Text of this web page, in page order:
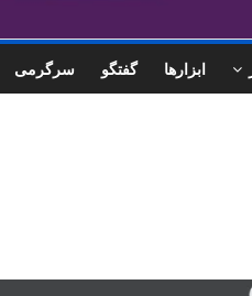
ابزارها گفتگو سرگرمی